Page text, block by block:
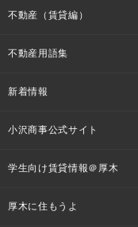
不動産（賃貸編）
不動産用語集
新着情報
小沢商事公式サイト
学生向け賃貸情報＠厚木
厚木に住もうよ